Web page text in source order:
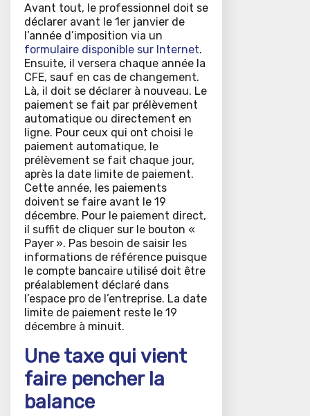
Avant tout, le professionnel doit se
déclarer avant le 1er janvier de
l’année d’imposition via un
formulaire disponible sur Internet.
Ensuite, il versera chaque année la
CFE, sauf en cas de changement.
Là, il doit se déclarer à nouveau. Le
paiement se fait par prélèvement
automatique ou directement en
ligne. Pour ceux qui ont choisi le
paiement automatique, le
prélèvement se fait chaque jour,
après la date limite de paiement.
Cette année, les paiements
doivent se faire avant le 19
décembre. Pour le paiement direct,
il suffit de cliquer sur le bouton «
Payer ». Pas besoin de saisir les
informations de référence puisque
le compte bancaire utilisé doit être
préalablement déclaré dans
l’espace pro de l’entreprise. La date
limite de paiement reste le 19
décembre à minuit.
Une taxe qui vient
faire pencher la
balance